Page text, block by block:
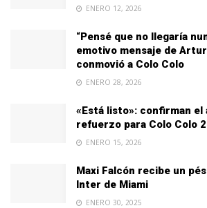
ENERO 12, 2026
“Pensé que no llegaría
emotivo mensaje de
conmovió a Colo Colo
ENERO 28, 2026
«Está listo»: confirman el
refuerzo para Colo Colo
ENERO 15, 2026
Maxi Falcón recibe un
Inter de Miami
ENERO 30, 2025